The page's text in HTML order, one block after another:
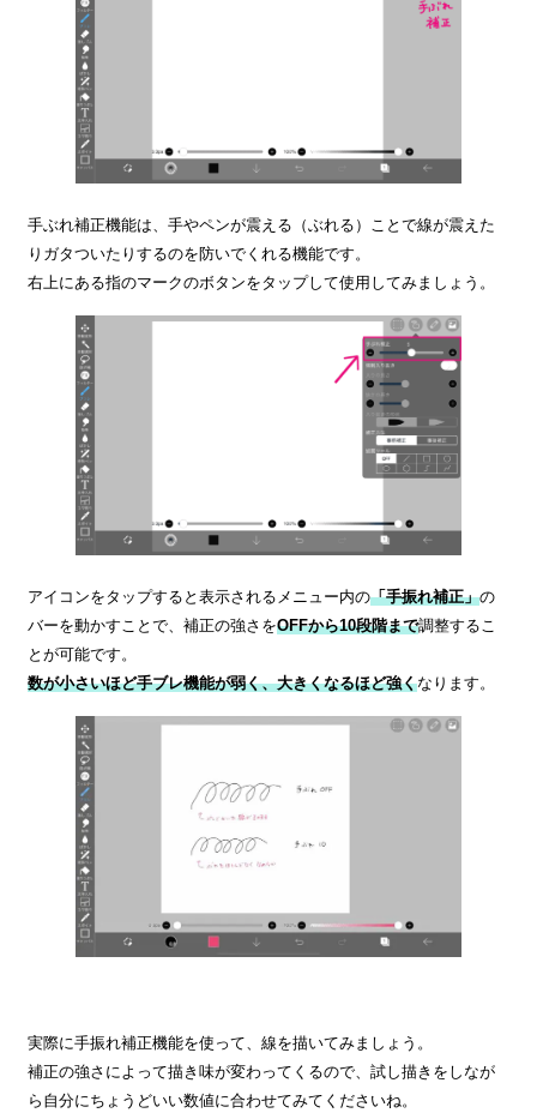
手ぶれ補正機能は、手やペンが震える（ぶれる）ことで線が震えた
りガタついたりするのを防いでくれる機能です。
右上にある指のマークのボタンをタップして使用してみましょう。
アイコンをタップすると表示されるメニュー内の「手振れ補正」の
バーを動かすことで、補正の強さをOFFから10段階まで調整するこ
とが可能です。
数が小さいほど手ブレ機能が弱く、大きくなるほど強くなります。
実際に手振れ補正機能を使って、線を描いてみましょう。
補正の強さによって描き味が変わってくるので、試し描きをしなが
ら自分にちょうどいい数値に合わせてみてくださいね。